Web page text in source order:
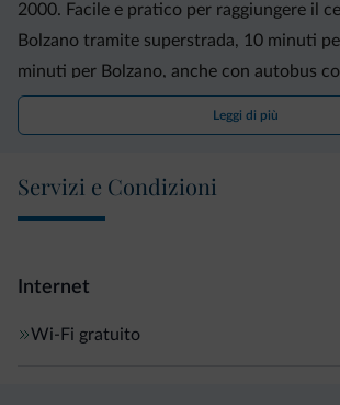
2000. Facile e pratico per raggiungere il
Bolzano tramite superstrada, 10 minuti
minuti per Bolzano, anche con autobus
metri dalla struttura, linea 210 per
minuti. Linea 201 per Bolzano, frequenza
valida per utilizzo di tutti i mezzi pubblici,
uno sconto pari al 10 per cento sul
Leggi di più
Servizi e Condizioni
Internet
Wi-Fi gratuito